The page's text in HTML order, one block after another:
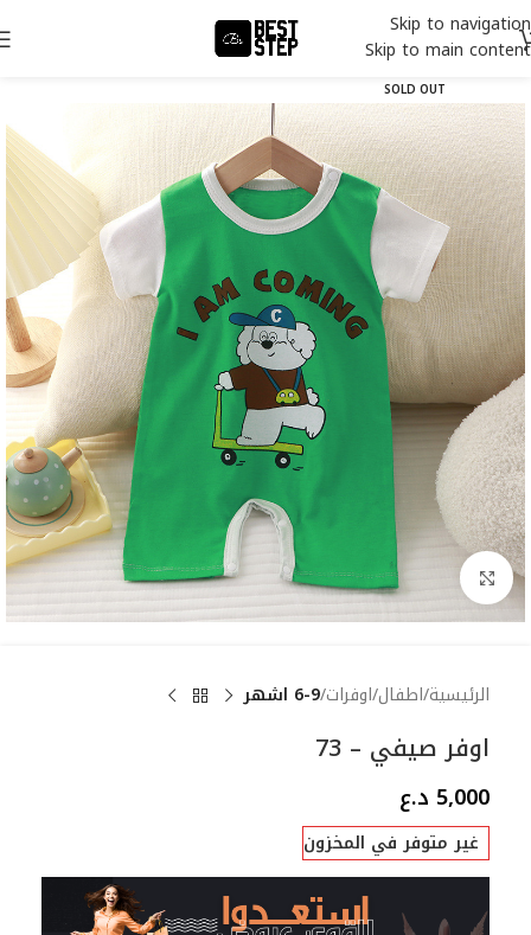
Skip to navigation
Skip to main content
SOLD OUT
Click to enlarge
الرئيسية اطفال اوفرات 6-9 اشهر
اوفر صيفي – 73
5,000 د.ع
غير متوفر في المخزون